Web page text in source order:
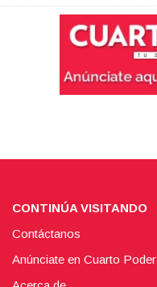
CONTINÚA VISITANDO
Contáctanos
Anúnciate en Cuarto Poder